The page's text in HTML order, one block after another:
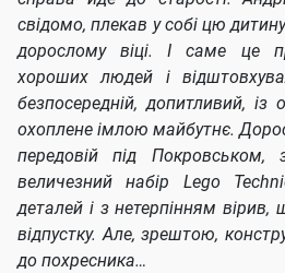
свідомо, плекав у собі цю
дорослому віці. І саме це
хороших людей і
безпосередній, допитливий,
охоплене імлою майбутнє.
передовій під Покровськом,
величезний набір Lego
деталей і з нетерпінням
відпустку. Але, зрештою,
до похресника…